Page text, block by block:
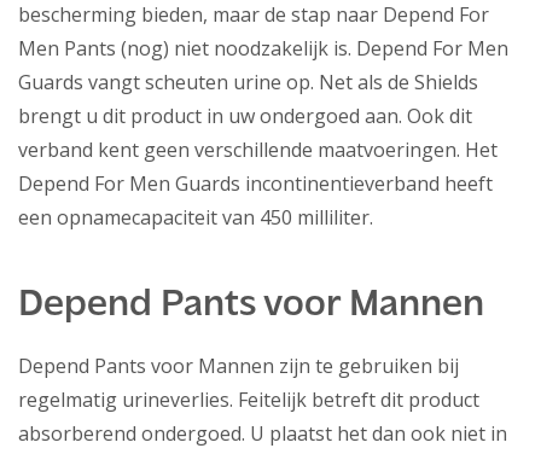
bescherming bieden, maar de stap naar Depend For
Men Pants (nog) niet noodzakelijk is. Depend For Men
Guards vangt scheuten urine op. Net als de Shields
brengt u dit product in uw ondergoed aan. Ook dit
verband kent geen verschillende maatvoeringen. Het
Depend For Men Guards incontinentieverband heeft
een opnamecapaciteit van 450 milliliter.
Depend Pants voor Mannen
Depend Pants voor Mannen zijn te gebruiken bij
regelmatig urineverlies. Feitelijk betreft dit product
absorberend ondergoed. U plaatst het dan ook niet in